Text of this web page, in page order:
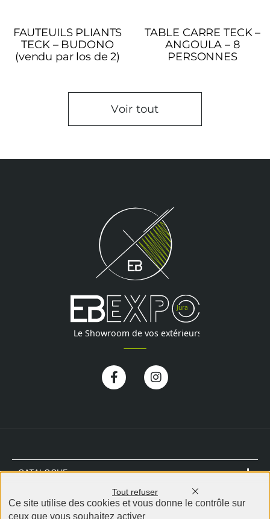
FAUTEUILS PLIANTS
TECK – BUDONO
(vendu par los de 2)
TABLE CARRE TECK –
ANGOULA – 8
PERSONNES
Voir tout
Facebook-
f
Instagram
CATALOGUE
NOTRE MAGASIN
Ce site utilise des cookies et vous donne le contrôle sur
ceux que vous souhaitez activer
Tout refuser